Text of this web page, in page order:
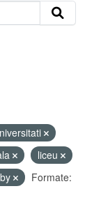
liceu
Formate: